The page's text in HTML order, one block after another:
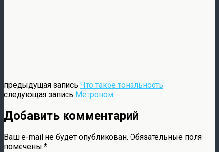
предыдущая запись Что такое тональность
следующая запись Метроном
Добавить комментарий
Ваш e-mail не будет опубликован. Обязательные поля
помечены *